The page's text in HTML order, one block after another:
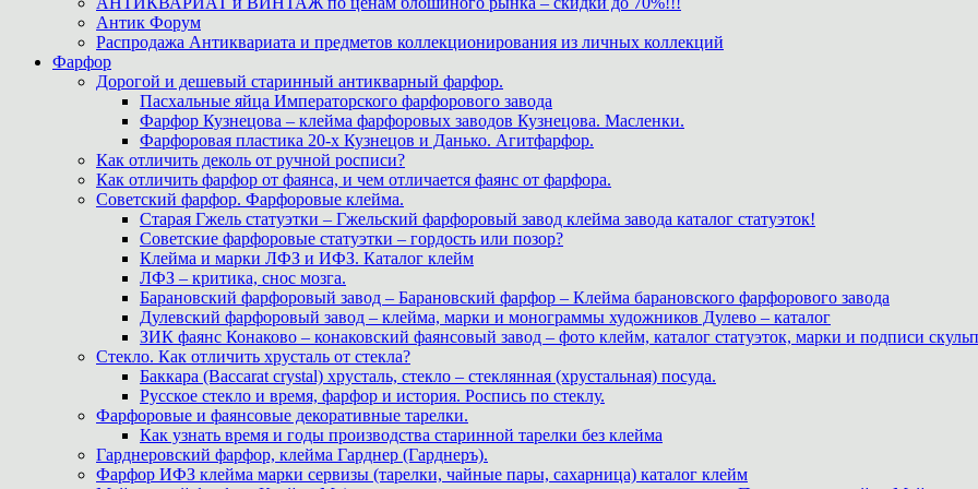
Антик Форум
Распродажа Антиквариата и предметов коллекционирования из личных коллекций
Фарфор
Дорогой и дешевый старинный антикварный фарфор.
Пасхальные яйца Императорского фарфорового завода
Фарфор Кузнецова – клейма фарфоровых заводов Кузнецова. Масленки.
Фарфоровая пластика 20-х Кузнецов и Данько. Агитфарфор.
Как отличить деколь от ручной росписи?
Как отличить фарфор от фаянса, и чем отличается фаянс от фарфора.
Советский фарфор. Фарфоровые клейма.
Старая Гжель статуэтки – Гжельский фарфоровый завод клейма завода каталог статуэток!
Советские фарфоровые статуэтки – гордость или позор?
Клейма и марки ЛФЗ и ИФЗ. Каталог клейм
ЛФЗ – критика, снос мозга.
Барановский фарфоровый завод – Барановский фарфор – Клейма барановского фарфорового завода
Дулевский фарфоровый завод – клейма, марки и монограммы художников Дулево – каталог
ЗИК фаянс Конаково – конаковский фаянсовый завод – фото клейм, каталог статуэток, марки и подписи
Стекло. Как отличить хрусталь от стекла?
Баккара (Baccarat crystal) хрусталь, стекло – стеклянная (хрустальная) посуда.
Русское стекло и время, фарфор и история. Роспись по стеклу.
Фарфоровые и фаянсовые декоративные тарелки.
Как узнать время и годы производства старинной тарелки без клейма
Гарднеровский фарфор, клейма Гарднер (Гарднеръ).
Фарфор ИФЗ клейма марки сервизы (тарелки, чайные пары, сахарница) каталог клейм